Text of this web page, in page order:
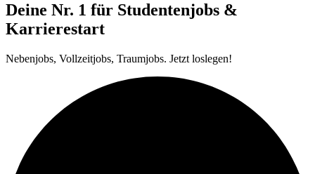
Deine Nr. 1 für Studentenjobs &
Karrierestart
Nebenjobs, Vollzeitjobs, Traumjobs. Jetzt loslegen!